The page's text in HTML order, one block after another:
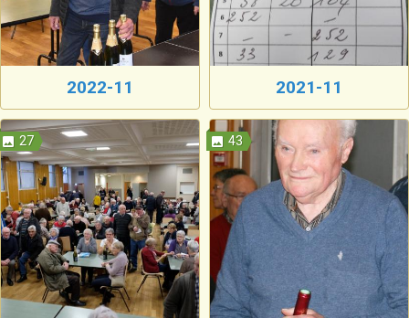
2022-11 2021-11
27 43